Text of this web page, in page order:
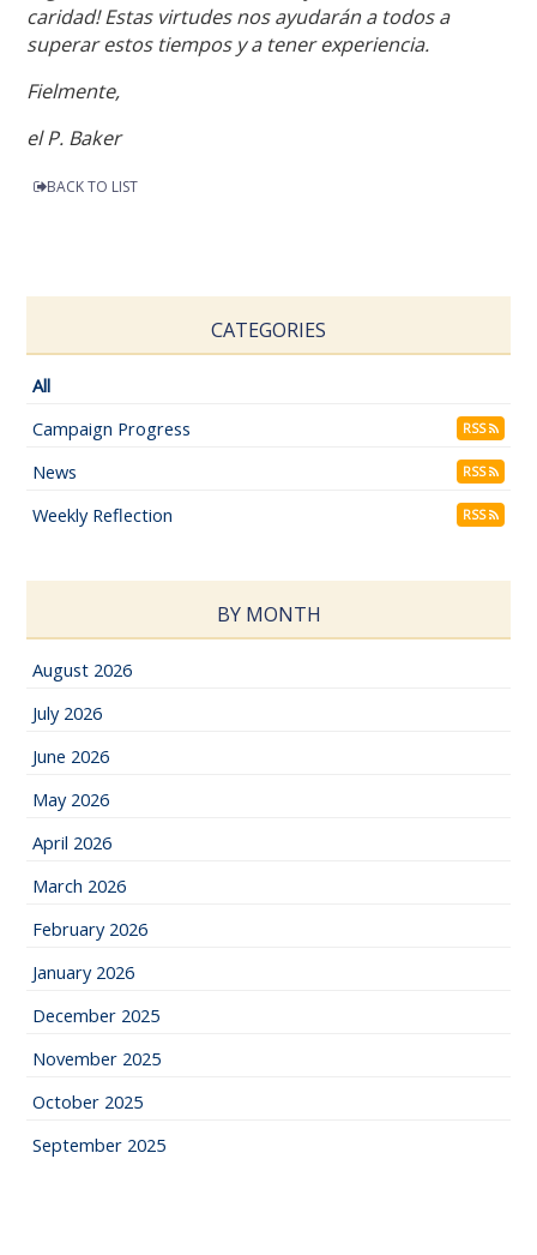
caridad! Estas virtudes nos ayudarán a todos a
superar estos tiempos y a tener experiencia.
Fielmente,
el P. Baker
BACK TO LIST
CATEGORIES
All
Campaign Progress
RSS
News RSS
Weekly Reflection RSS
BY MONTH
August 2026
July 2026
June 2026
May 2026
April 2026
March 2026
February 2026
January 2026
December 2025
November 2025
October 2025
September 2025